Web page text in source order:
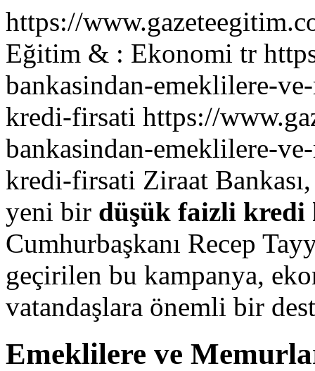
https://
Eğitim & : Ekonomi tr
bankasindan-emeklilere-
kredi-firsati https://
bankasindan-emeklilere-
kredi-firsati Ziraat
yeni bir düşük faizli kredi
Cumhurbaşkanı Recep
geçirilen bu kampanya,
vatandaşlara önemli bir
Emeklilere ve